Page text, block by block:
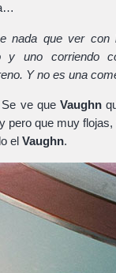
nada que ver
y uno corriendo
Y no es una
ve que Vaughn
pero que muy
el Vaughn.